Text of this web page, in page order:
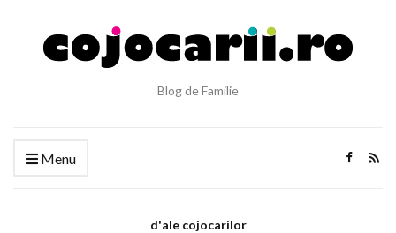
Blog de Familie
Menu
d'ale cojocarilor